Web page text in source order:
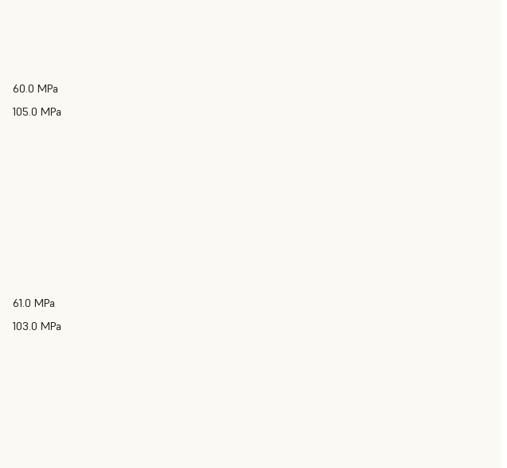
60.0 MPa
105.0 MPa
61.0 MPa
103.0 MPa